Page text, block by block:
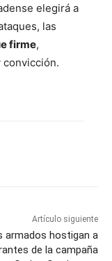
elegirá a
las
firme,
Artículo siguiente
armados hostigan a
de la campaña